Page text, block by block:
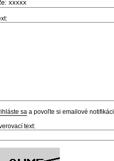
sa a povoľte si emailové
text: